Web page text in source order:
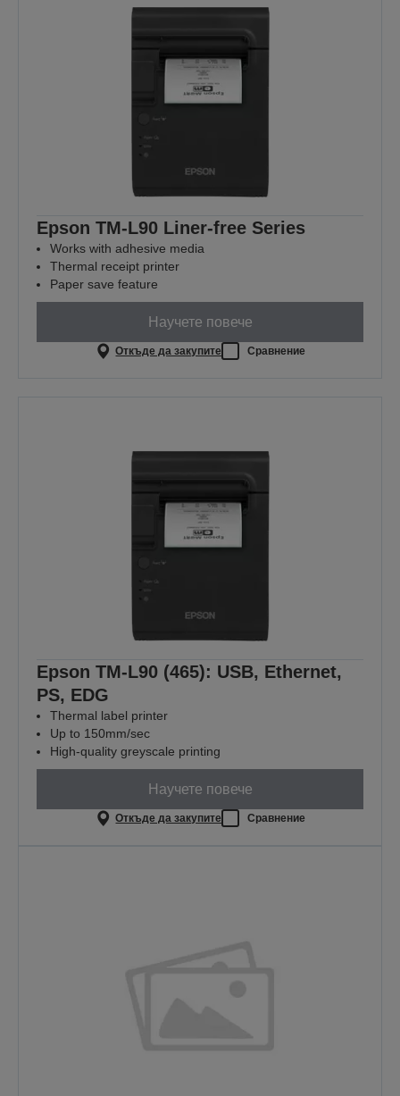
Epson TM-L90 Liner-free Series
Works with adhesive media
Thermal receipt printer
Paper save feature
Научете повече
Откъде да закупите Сравнение
Epson TM-L90 (465): USB, Ethernet,
PS, EDG
Thermal label printer
Up to 150mm/sec
High-quality greyscale printing
Научете повече
Откъде да закупите Сравнение